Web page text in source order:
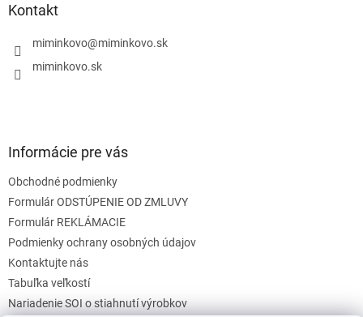
Kontakt
miminkovo@miminkovo.sk
miminkovo.sk
Informácie pre vás
Obchodné podmienky
Formulár ODSTÚPENIE OD ZMLUVY
Formulár REKLÁMACIE
Podmienky ochrany osobných údajov
Kontaktujte nás
Tabuľka veľkostí
Nariadenie SOI o stiahnutí výrobkov